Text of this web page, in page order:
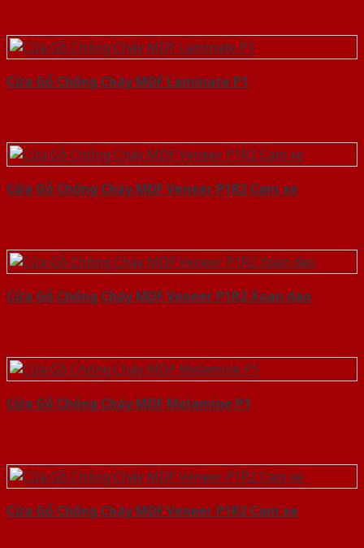
Cửa Gỗ Chống Cháy MDF Laminate P1
Cửa Gỗ Chống Cháy MDF Veneer P1R2 Cam xe
Cửa Gỗ Chống Cháy MDF Veneer P1R2 Xoan dao
Cửa Gỗ Chống Cháy MDF Melamine P1
Cửa Gỗ Chống Cháy MDF Veneer P1R2 Cam xe